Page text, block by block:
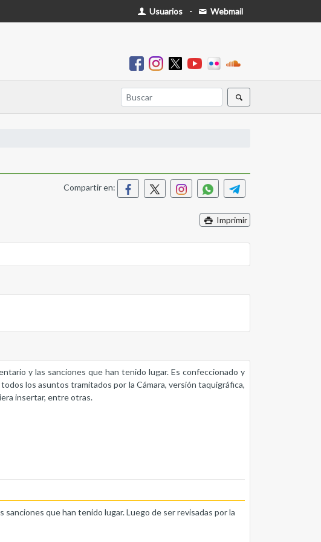
Usuarios - Webmail
Compartir en:
Imprimir
y las sanciones que han tenido lugar. Es confeccionado y
los asuntos tramitados por la Cámara, versión taquigráfica,
insertar, entre otras.
que han tenido lugar. Luego de ser revisadas por la